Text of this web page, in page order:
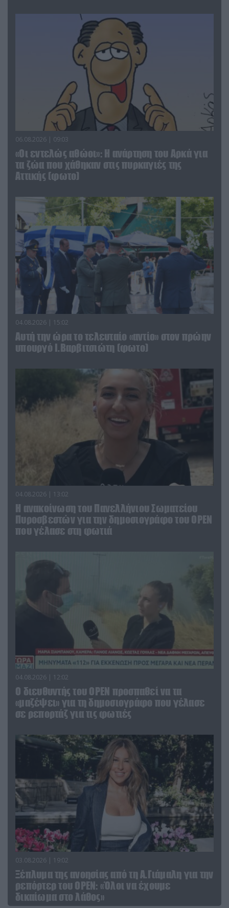
06.08.2026 | 09:03
«Οι εντελώς αθώοι»: Η ανάρτηση του Αρκά για
τα ζώα που χάθηκαν στις πυρκαγιές της
Αττικής (φωτο)
04.08.2026 | 15:02
Αυτή την ώρα το τελευταίο «αντίο» στον πρώην
υπουργό Ι.Βαρβιτσιώτη (φωτο)
04.08.2026 | 13:02
Η ανακοίνωση του Πανελλήνιου Σωματείου
Πυροσβεστών για την δημοσιογράφο του OPEN
που γέλασε στη φωτιά
04.08.2026 | 12:02
O διευθυντής του OPEN προσπαθεί να τα
«μαζέψει» για τη δημοσιογράφο που γέλασε
σε ρεπορτάζ για τις φωτιές
03.08.2026 | 19:02
Ξέπλυμα της ανοησίας από τη Α.Γιάμαλη για την
ρεπόρτερ του ΟΡΕΝ: «Όλοι να έχουμε
δικαίωμα στο λάθος»